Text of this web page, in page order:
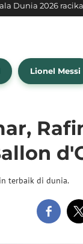
Dunia 2026
Lionel Messi
terbaik di dunia.